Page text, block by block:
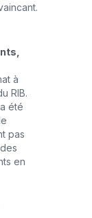
à
RIB.
été
pas
en